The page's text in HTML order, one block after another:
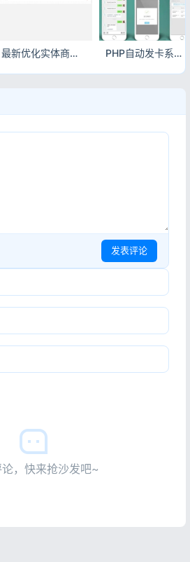
最新优化实体商品销售源码 商用电商系统整站源码 PHP自动发卡系统源码 支持对接微信公众号发卡平台
发表评论
，快来抢沙发吧~